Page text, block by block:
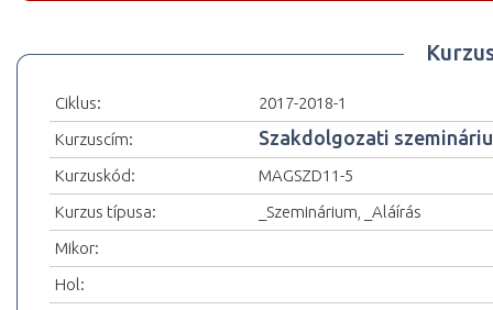
Ciklus:
2017-2018-1
Kurzuscím:
Szakdolgozati
Kurzuskód:
MAGSZD11-5
Kurzus típusa:
_Szeminárium, _Aláírás
Mikor:
Hol: